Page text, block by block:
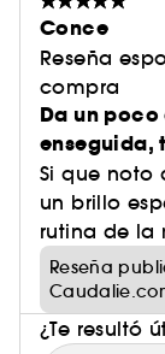
Conce
Reseña
compra
Da un
enseguida,
Si que noto
un brillo
rutina de la
Reseña
¿Te resultó